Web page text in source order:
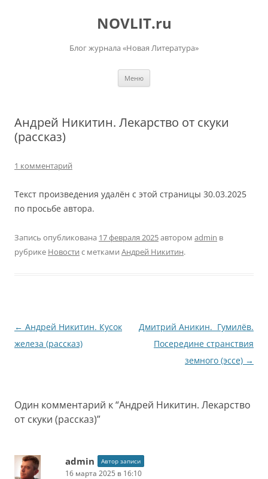
NOVLIT.ru
Блог журнала «Новая Литература»
Меню
Андрей Никитин. Лекарство от скуки
(рассказ)
1 комментарий
Текст произведения удалён с этой страницы 30.03.2025
по просьбе автора.
Запись опубликована 17 февраля 2025автором admin в
рубрике Новости с метками Андрей Никитин.
Навигация
по
← Андрей Никитин. Кусок
железа (рассказ)
Дмитрий Аникин. Гумилёв.
Посередине странствия
земного (эссе) →
Один комментарий к “Андрей Никитин. Лекарство
от скуки (рассказ)”
admin Автор записи
16 марта 2025 в 16:10